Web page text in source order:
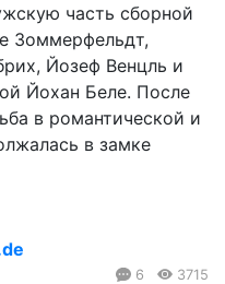
часть сборной
Зоммерфельдт,
Йозеф Венцль и
Йохан Беле. После
в романтической и
в замке
6 3715